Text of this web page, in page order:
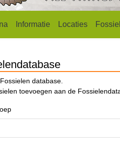
Informatie Locaties
database.
toevoegen aan de